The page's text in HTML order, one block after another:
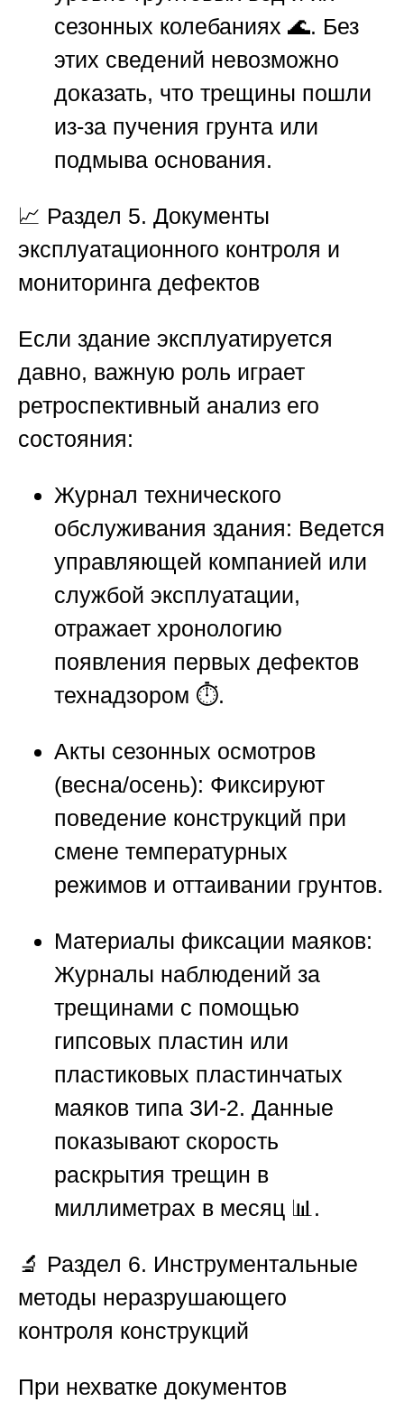
сезонных колебаниях 🌊. Без
этих сведений невозможно
доказать, что трещины пошли
из-за пучения грунта или
подмыва основания.
📈 Раздел 5. Документы
эксплуатационного контроля и
мониторинга дефектов
Если здание эксплуатируется
давно, важную роль играет
ретроспективный анализ его
состояния:
Журнал технического
обслуживания здания: Ведется
управляющей компанией или
службой эксплуатации,
отражает хронологию
появления первых дефектов
технадзором ⏱️.
Акты сезонных осмотров
(весна/осень): Фиксируют
поведение конструкций при
смене температурных
режимов и оттаивании грунтов.
Материалы фиксации маяков:
Журналы наблюдений за
трещинами с помощью
гипсовых пластин или
пластиковых пластинчатых
маяков типа ЗИ-2. Данные
показывают скорость
раскрытия трещин в
миллиметрах в месяц 📊.
🔬 Раздел 6. Инструментальные
методы неразрушающего
контроля конструкций
При нехватке документов